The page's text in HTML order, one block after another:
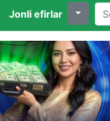
Jonli efirlar